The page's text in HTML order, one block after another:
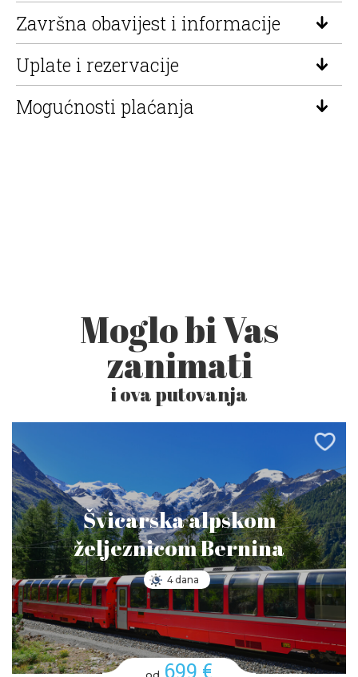
Završna obavijest i informacije
Uplate i rezervacije
Mogućnosti plaćanja
Moglo bi Vas
zanimati
i ova putovanja
Švicarska alpskom
željeznicom Bernina
4 dana
od 699 €